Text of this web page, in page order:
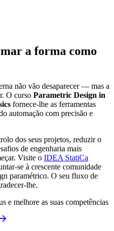
a forma como
não vão desaparecer — mas a
O curso Parametric Design in
fornece-lhe as ferramentas
automação com precisão e
dos seus projetos, reduzir o
de engenharia mais
Visite o IDEA StatiCa
se à crescente comunidade
paramétrico. O seu fluxo de
lhe.
e melhore as suas competências